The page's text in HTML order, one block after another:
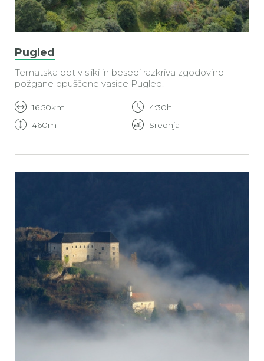
Pugled
Tematska pot v sliki in besedi razkriva zgodovino
požgane opuščene vasice Pugled.
16.50km
4:30h
460m
Srednja